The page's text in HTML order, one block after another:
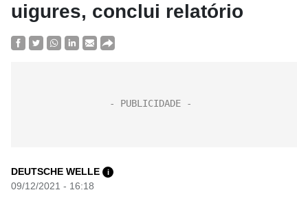
uigures, conclui relatório
DEUTSCHE WELLE i
09/12/2021 - 16:18